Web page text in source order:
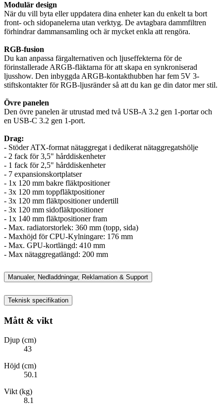
Modulär design
När du vill byta eller uppdatera dina enheter kan du enkelt ta bort
front- och sidopanelerna utan verktyg. De avtagbara dammfiltren
förhindrar dammansamling och är mycket enkla att rengöra.
RGB-fusion
Du kan anpassa färgalternativen och ljuseffekterna för de
förinstallerade ARGB-fläktarna för att skapa en synkroniserad
ljusshow. Den inbyggda ARGB-kontakthubben har fem 5V 3-
stiftskontakter för RGB-ljusränder så att du kan ge din dator mer stil.
Övre panelen
Den övre panelen är utrustad med två USB-A 3.2 gen 1-portar och
en USB-C 3.2 gen 1-port.
Drag:
- Stöder ATX-format nätaggregat i dedikerat nätaggregatshölje
- 2 fack för 3,5" hårddiskenheter
- 1 fack för 2,5" hårddiskenheter
- 7 expansionskortplatser
- 1x 120 mm bakre fläktpositioner
- 3x 120 mm toppfläktpositioner
- 3x 120 mm fläktpositioner undertill
- 3x 120 mm sidofläktpositioner
- 1x 140 mm fläktpositioner fram
- Max. radiatorstorlek: 360 mm (topp, sida)
- Maxhöjd för CPU-Kylningare: 176 mm
- Max. GPU-kortlängd: 410 mm
- Max nätaggregatlängd: 200 mm
Manualer, Nedladdningar, Reklamation & Support
Teknisk specifikation
Mått & vikt
Djup (cm)
43
Höjd (cm)
50.1
Vikt (kg)
8.1